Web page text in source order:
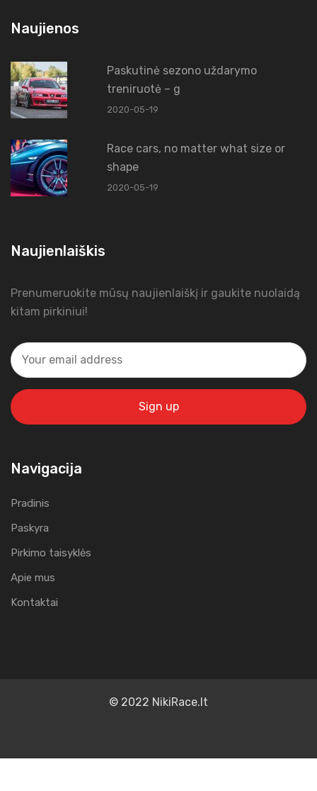
Naujienos
Paskutinė sezono uždarymo
treniruotė – g
2020-05-19
Race cars, no matter what size or
shape
2020-05-19
Naujienlaiškis
Prenumeruokite mūsų naujienlaiškį ir gaukite nuolaidą
kitam pirkiniui!
Navigacija
Pradinis
Paskyra
Pirkimo taisyklės
Apie mus
Kontaktai
© 2022 NikiRace.lt